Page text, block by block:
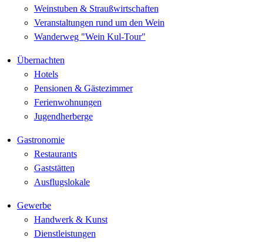
Weinstuben & Straußwirtschaften
Veranstaltungen rund um den Wein
Wanderweg "Wein Kul-Tour"
Übernachten
Hotels
Pensionen & Gästezimmer
Ferienwohnungen
Jugendherberge
Gastronomie
Restaurants
Gaststätten
Ausflugslokale
Gewerbe
Handwerk & Kunst
Dienstleistungen